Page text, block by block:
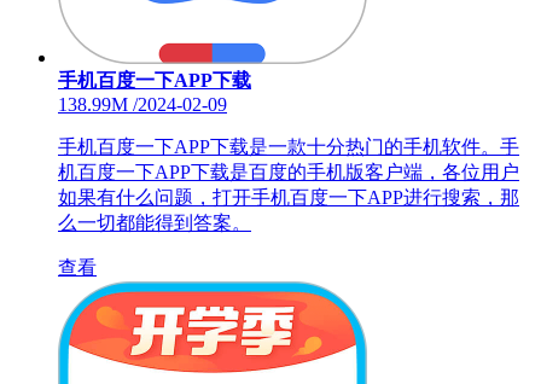
手机百度一下APP下载
138.99M /2024-02-09
手机百度一下APP下载是一款十分热门的手机软件。手
机百度一下APP下载是百度的手机版客户端，各位用户
如果有什么问题，打开手机百度一下APP进行搜索，那
么一切都能得到答案。
查看